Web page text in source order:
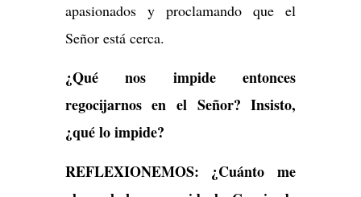
apasionados y proclamando que el
Señor está cerca.
¿Qué nos impide entonces
regocijarnos en el Señor? Insisto,
¿qué lo impide?
REFLEXIONEMOS: ¿Cuánto me